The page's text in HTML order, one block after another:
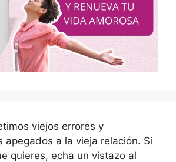
viejos errores y
apegados a la vieja relación. Si
quieres, echa un vistazo al